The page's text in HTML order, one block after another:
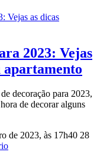
2023: Vejas
apartamento
decoração para 2023,
de decorar alguns
de 2023, às 17h40 28